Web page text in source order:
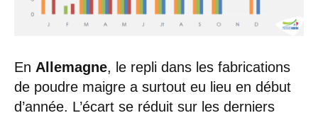
En Allemagne, le repli dans les fabrications
de poudre maigre a surtout eu lieu en début
d’année. L’écart se réduit sur les derniers